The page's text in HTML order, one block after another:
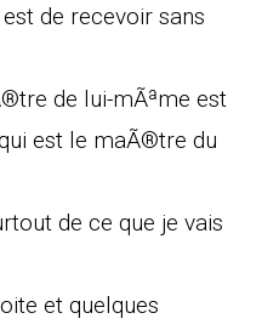
de recevoir sans
de lui-mÃªme est
est le maÃ®tre du
de ce que je vais
et quelques